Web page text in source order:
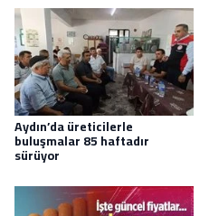
Aydın’da üreticilerle
buluşmalar 85 haftadır
sürüyor